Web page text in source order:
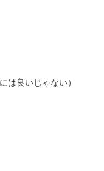
は良いじゃない）